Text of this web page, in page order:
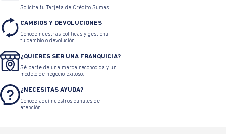
Solicita tu Tarjeta de Crédito Sumas
CAMBIOS Y DEVOLUCIONES
Conoce nuestras políticas y gestiona
tu cambio o devolución.
¿QUIERES SER UNA FRANQUICIA?
Sé parte de una marca reconocida y un
modelo de negocio exitoso.
¿NECESITAS AYUDA?
Conoce aquí nuestros canales de
atención.